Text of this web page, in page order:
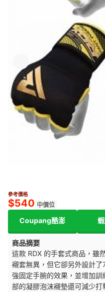
參考價格
$540 中價位
Coupang酷澎
商品摘要
這款 RDX 的手套式商品，雖
襯套無異，但它卻另外設計
強固定手腕的效果，並增加
部的凝膠泡沫襯墊還可減少